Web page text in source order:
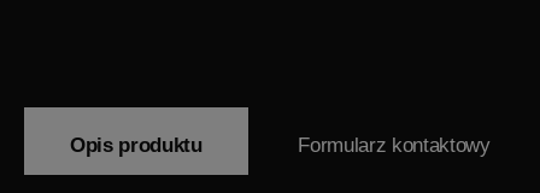
Opis produktu Formularz kontaktowy